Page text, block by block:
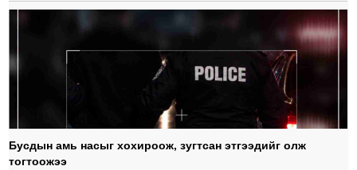
Бусдын амь насыг хохироож, зугтсан этгээдийг олж
тогтоожээ